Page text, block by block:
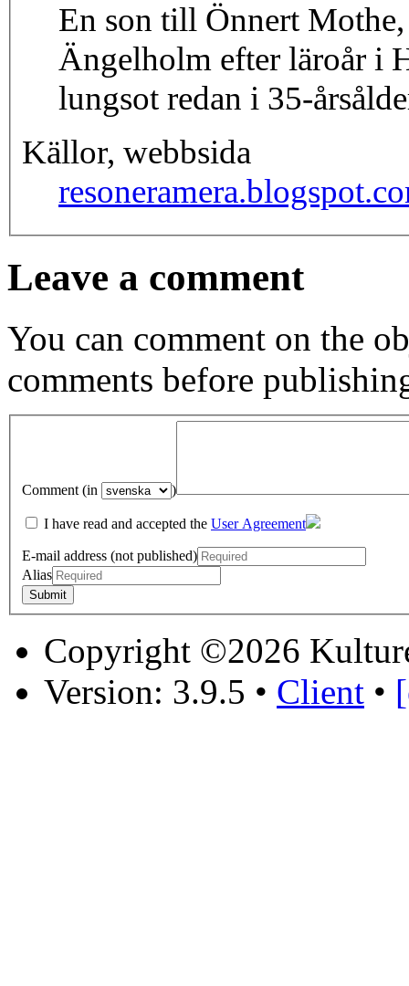
En son till Önnert
Ängelholm efter läroår i
lungsot redan i 35-
Källor, webbsida
Leave a comment
You can comment on the
comments before
Comment (in )
I have read and accepted the User Agreement
E-mail address (not published)
Alias
Copyright ©2026
Version: 3.9.5 • Client •